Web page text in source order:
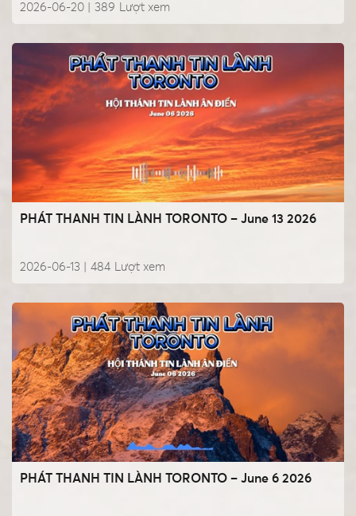
2026-06-20 | Lượt xem
389
PHÁT THANH TIN LÀNH TORONTO – June 13 2026
2026-06-13 | Lượt xem
484
PHÁT THANH TIN LÀNH TORONTO – June 6 2026